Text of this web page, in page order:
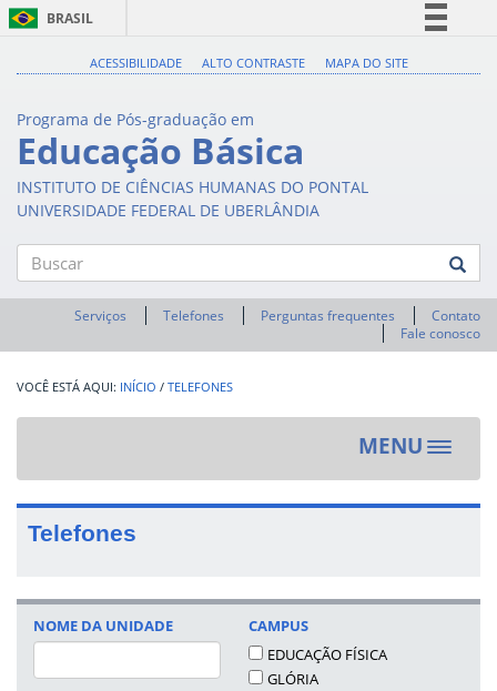
BRASIL
Acesso à informação
Legislação
ACESSIBILIDADE ALTO CONTRASTE MAPA DO SITE
Programa de Pós-graduação em
Educação Básica
INSTITUTO DE CIÊNCIAS HUMANAS DO PONTAL
UNIVERSIDADE FEDERAL DE UBERLÂNDIA
Buscar
Serviços Telefones Perguntas frequentes
Contato
Fale conosco
INÍCIO / TELEFONES
MENU
Toggle
Telefones
NOME DA UNIDADE
CAMPUS
EDUCAÇÃO FÍSICA
GLÓRIA